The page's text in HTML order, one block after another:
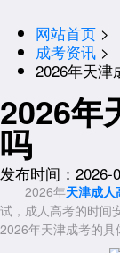
网站首页 >
成考资讯 >
2026年天津
2026年
吗
发布时间：2026-
2026年天津成人
试，成人高考的时间
2026年天津成考的具